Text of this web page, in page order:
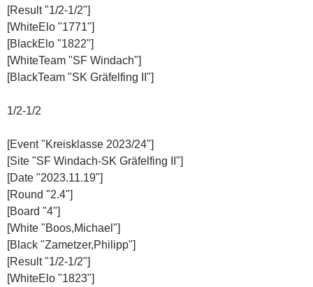
[Result "1/2-1/2"]
[WhiteElo "1771"]
[BlackElo "1822"]
[WhiteTeam "SF Windach"]
[BlackTeam "SK Gräfelfing II"]
1/2-1/2
[Event "Kreisklasse 2023/24"]
[Site "SF Windach-SK Gräfelfing II"]
[Date "2023.11.19"]
[Round "2.4"]
[Board "4"]
[White "Boos,Michael"]
[Black "Zametzer,Philipp"]
[Result "1/2-1/2"]
[WhiteElo "1823"]